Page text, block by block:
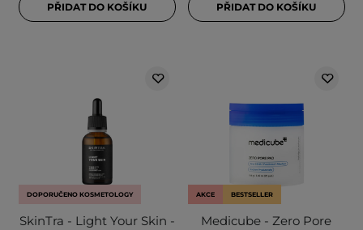
PŘIDAT DO KOŠÍKU PŘIDAT DO KOŠÍKU
DOPORUČENO KOSMETOLOGY
SkinTra - Light Your Skin -
AKCE BESTSELLER
Medicube - Zero Pore